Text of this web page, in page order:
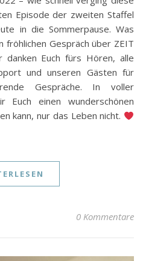
Episode der zweiten Staffel
in die Sommerpause. Was
fröhlichen Gespräch über ZEIT
danken Euch fürs Hören, alle
und unseren Gästen für
Gespräche. In voller
Euch einen wunderschönen
kann, nur das Leben nicht.
0 Kommentare